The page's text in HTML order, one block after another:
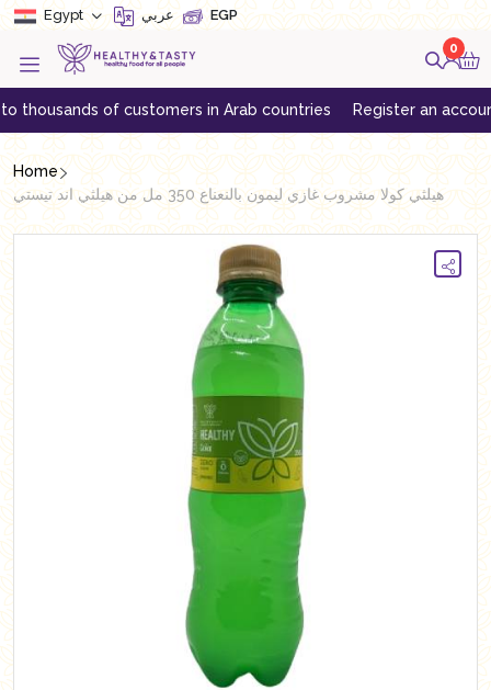
Egypt عربي EGP
0
of customers in Arab countries Register an account to
Home
هيلثي كولا مشروب غازي ليمون بالنعناع 350 مل من هيلثي اند تيستي